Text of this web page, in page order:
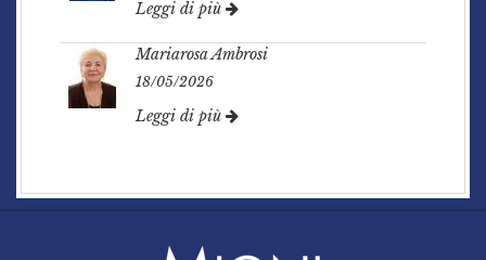
Leggi di più
Mariarosa Ambrosi
18/05/2026
Leggi di più